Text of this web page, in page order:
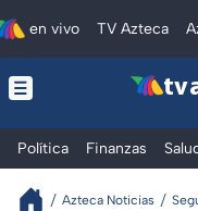
en vivo TV Azteca
tv
Política Finanzas
Azteca Noticias